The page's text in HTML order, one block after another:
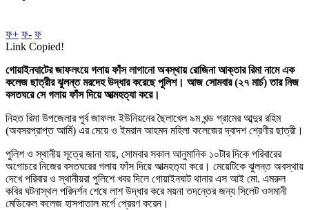
ফ+ ফ- ফ
Link Copied!
গোয়াইনঘাটের জাফলংয়ে গলায় ফাঁস লাগানো অবস্থায় রোজিনা আক্তার রিমা নামে এক
কলেজ ছাত্রীর ঝুলন্ত মরদেহ উদ্ধার করেছে পুলিশ। আজ সোমবার (২৭ মার্চ) তার নিজ
বসতঘরে সে গলায় ফাঁস দিয়ে আত্মহত্যা করে।
নিহত রিমা উপজেলার পূর্ব জাফলং ইউনিয়নের ছৈলাখেল ৯ম খন্ড গ্রামের আব্দুর রহিম
(অবসরপ্রাপ্ত আর্মি) এর মেয়ে ও ইমরান আহমদ মহিলা কলেজের দ্বাদশ শ্রেণীর ছাত্রী।
পুলিশ ও স্থানীয় সূত্রে জানা যায়, সোমবার সকাল আনুমানিক ১০টার দিকে পরিবারের
অগোচরে নিজের বসতঘরের গলায় ফাঁস দিয়ে আত্মহত‍্যা করে। মেয়েটিকে ঝুলন্ত অবস্থায়
দেখে পরিবার ও স্থানীয়রা পুলিশে খবর দিলে গোয়াইনঘাট থানার এস আই মো. এমরুল
কবির ঘটনাস্থল পরিদর্শন শেষে লাশ উদ্ধার করে ময়না তদন্তের জন্য সিলেট ওসমানী
মেডিকেল কলেজ হাসপাতাল মর্গে প্রেরণ করেন।